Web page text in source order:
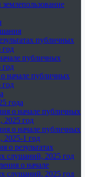
землепользование
публичных
год
публичных
год
начале публичных
год
года
о начале публичных
2025 год
о начале публичных
2025-1 год
о результатах
слушаний, 2025 год
о начале
слушаний, 2025 год